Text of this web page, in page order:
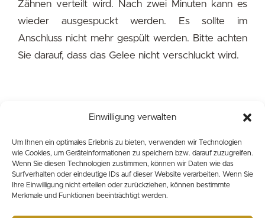
Einwilligung verwalten
Um Ihnen ein optimales Erlebnis zu bieten, verwenden wir Technologien
wie Cookies, um Geräteinformationen zu speichern bzw. darauf zuzugreifen.
Wenn Sie diesen Technologien zustimmen, können wir Daten wie das
Surfverhalten oder eindeutige IDs auf dieser Website verarbeiten. Wenn Sie
Ihre Einwilligung nicht erteilen oder zurückziehen, können bestimmte
Merkmale und Funktionen beeinträchtigt werden.
Zähnen verteilt wird. Nach zwei Minuten kann es
wieder ausgespuckt werden. Es sollte im
Anschluss nicht mehr gespült werden. Bitte achten
Sie darauf, dass das Gelee nicht verschluckt wird.
© 2026 Dr. Rösner, Praxis für Kieferorthopädie ·
Datenschutz
·Impressum